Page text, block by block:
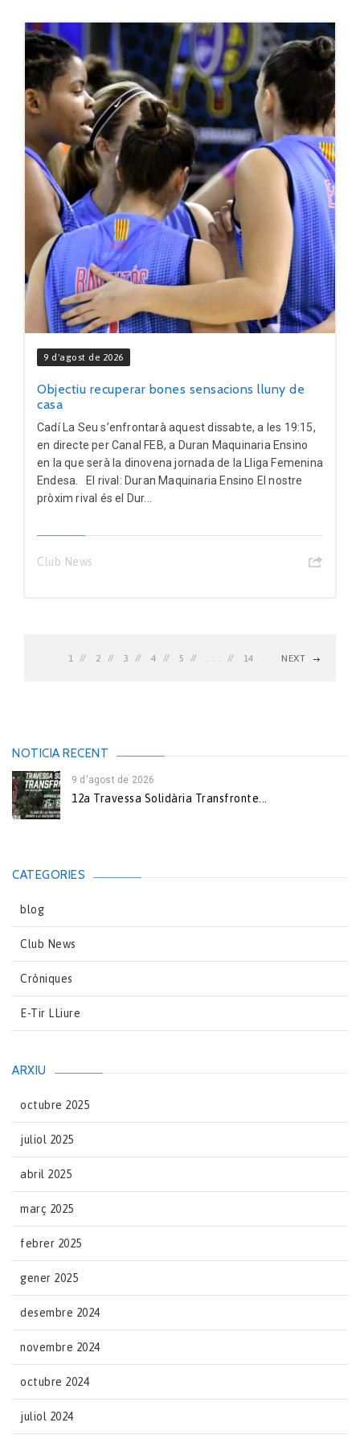
9 d'agost de 2026
Objectiu recuperar bones sensacions lluny de
casa
Cadí La Seu s’enfrontarà aquest dissabte, a les 19:15,
en directe per Canal FEB, a Duran Maquinaria Ensino
en la que serà la dinovena jornada de la Lliga Femenina
Endesa. El rival: Duran Maquinaria Ensino El nostre
pròxim rival és el Dur...
Club News
1 2 3 4 5 . . . 14 NEXT
NOTICIA RECENT
9 d'agost de 2026
12a Travessa Solidària Transfronte...
CATEGORIES
blog
Club News
Cròniques
E-Tir LLiure
ARXIU
octubre 2025
juliol 2025
abril 2025
març 2025
febrer 2025
gener 2025
desembre 2024
novembre 2024
octubre 2024
juliol 2024